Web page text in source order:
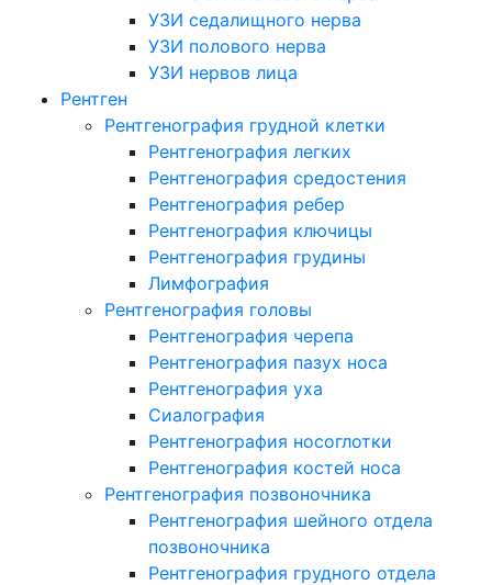
УЗИ седалищного нерва
УЗИ полового нерва
УЗИ нервов лица
Рентген
Рентгенография грудной клетки
Рентгенография легких
Рентгенография средостения
Рентгенография ребер
Рентгенография ключицы
Рентгенография грудины
Лимфография
Рентгенография головы
Рентгенография черепа
Рентгенография пазух носа
Рентгенография уха
Сиалография
Рентгенография носоглотки
Рентгенография костей носа
Рентгенография позвоночника
Рентгенография шейного отдела
позвоночника
Рентгенография грудного отдела